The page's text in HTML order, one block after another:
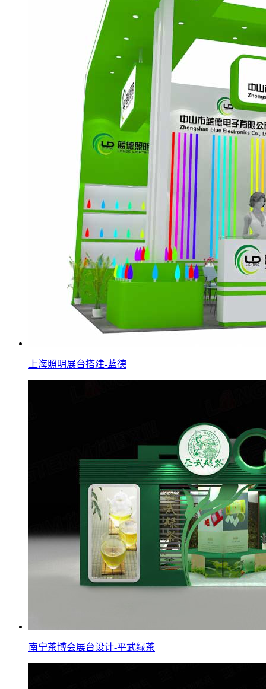
上海照明展台搭建-蓝德
南宁茶博会展台设计-平武绿茶